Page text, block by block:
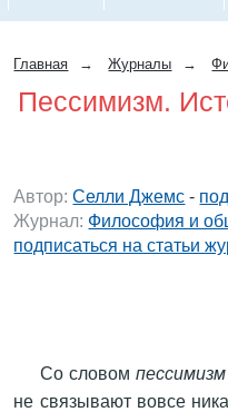
Главная → Журналы →
Пессимизм.
Автор: Селли Джемс -
Журнал: Философия и
подписаться на статьи
Со словом пессимизм
не связывают вовсе